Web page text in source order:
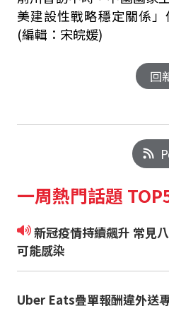
美建設性戰略穩定關係
(編輯：宋皖媛)
回
一周熱門話題
新冠疫情持續飆升 常見八大症狀 沒發燒也
可能感染
Uber Eats疊單報酬違外送